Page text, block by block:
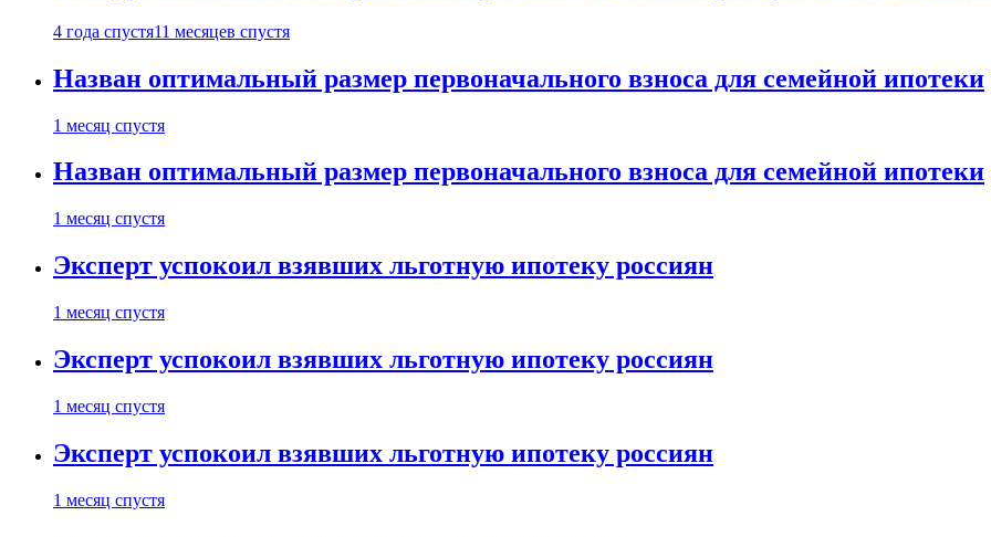
4 года спустя11 месяцев спустя
Назван оптимальный размер первоначального взноса для семейной ипотеки
1 месяц спустя
Назван оптимальный размер первоначального взноса для семейной ипотеки
1 месяц спустя
Эксперт успокоил взявших льготную ипотеку россиян
1 месяц спустя
Эксперт успокоил взявших льготную ипотеку россиян
1 месяц спустя
Эксперт успокоил взявших льготную ипотеку россиян
1 месяц спустя